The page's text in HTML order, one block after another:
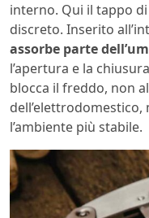
interno. Qui il tappo
discreto. Inserito
assorbe parte
l’apertura e la
blocca il freddo, non
l’ambiente più stabile.